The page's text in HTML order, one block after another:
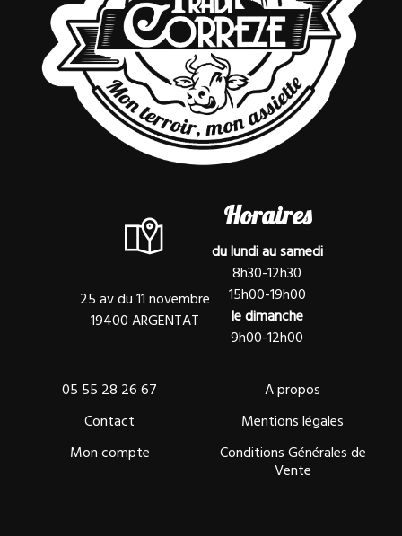
25 av du 11 novembre
19400 ARGENTAT
Horaires
du lundi au samedi
8h30-12h30
15h00-19h00
le dimanche
9h00-12h00
05 55 28 26 67
Contact
Mon compte
A propos
Mentions légales
Conditions Générales de
Vente